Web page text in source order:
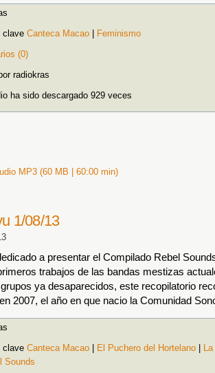
clave Canteca Macao
Feminismo
(0)
radiokras
ha sido descargado 929 veces
MP3 (60 MB | 60:00 min)
1/08/13
a presentar el Compilado Rebel
trabajos de las bandas mestizas
ya desaparecidos, este recopilatorio
2007, el año en que nacio la Comunidad
clave Canteca Macao El Puchero del Hortelano
Sounds